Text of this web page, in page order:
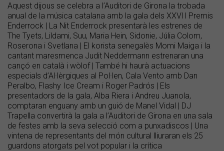
Aquest dijous se celebra a l’Auditori de Girona la trobada
anual de la música catalana amb la gala dels XXVII Premis
Enderrock | La Nit Enderrock presentarà les estrenes de
The Tyets, Lildami, Suu, Maria Hein, Sidonie, Júlia Colom,
Roserona i Svetlana | El korista senegalès Momi Maiga i la
cantant maresmenca Judit Neddermann estrenaran una
cançó en català i wòlof | També hi haurà actuacions
especials d’Al·lèrgiques al Pol·len, Cala Vento amb Dan
Peralbo, Flashy Ice Cream i Roger Padrós | Els
presentadors de la gala, Alba Riera i Andreu Juanola,
comptaran enguany amb un guió de Manel Vidal | DJ
Trapella convertirà la gala a l’Auditori de Girona en una sala
de festes amb la seva selecció com a punxadiscos | Una
vintena de representants del món cultural lliuraran els 25
guardons atorgats pel vot popular i la crítica